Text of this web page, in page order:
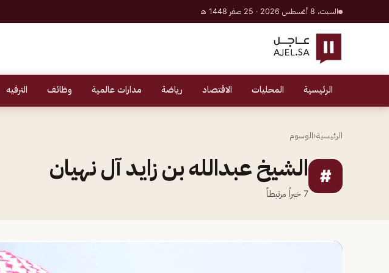
السبت، 8 أغسطس 2026 · 25 صفر 1448 هـ
الرئيسية المحليات الاقتصاد رياضة مدارات عالمية وظائف الترفيه
الرئيسية‹الوسوم
# الشيخ عبدالله بن زايد آل نهيان
7 خبراً مرتبطاً